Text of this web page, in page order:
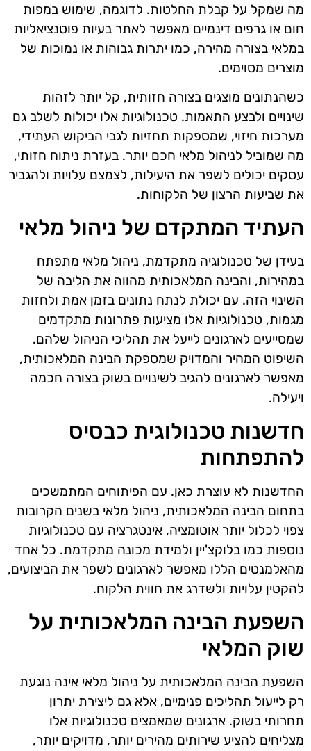
מה שמקל על קבלת החלטות. לדוגמה, שימוש במפות
חום או גרפים דינמיים מאפשר לאתר בעיות פוטנציאליות
במלאי בצורה מהירה, כמו יתרות גבוהות או נמוכות של
מוצרים מסוימים.
כשהנתונים מוצגים בצורה חזותית, קל יותר לזהות
שינויים ולבצע התאמות. טכנולוגיות אלו יכולות לשלב גם
מערכות חיזוי, שמספקות תחזיות לגבי הביקוש העתידי,
מה שמוביל לניהול מלאי חכם יותר. בעזרת ניתוח חזותי,
עסקים יכולים לשפר את היעילות, לצמצם עלויות ולהגביר
את שביעות הרצון של הלקוחות.
העתיד המתקדם של ניהול מלאי
בעידן של טכנולוגיה מתקדמת, ניהול מלאי מתפתח
במהירות, והבינה המלאכותית מהווה את הליבה של
השינוי הזה. עם יכולת לנתח נתונים בזמן אמת ולחזות
מגמות, טכנולוגיות אלו מציעות פתרונות מתקדמים
שמסייעים לארגונים לייעל את תהליכי הניהול שלהם.
השיפוט המהיר והמדויק שמספקת הבינה המלאכותית,
מאפשר לארגונים להגיב לשינויים בשוק בצורה חכמה
ויעילה.
חדשנות טכנולוגית כבסיס
להתפתחות
החדשנות לא עוצרת כאן. עם הפיתוחים המתמשכים
בתחום הבינה המלאכותית, ניהול מלאי בשנים הקרובות
צפוי לכלול יותר אוטומציה, אינטגרציה עם טכנולוגיות
נוספות כמו בלוקצ'יין ולמידת מכונה מתקדמת. כל אחד
מהאלמנטים הללו מאפשר לארגונים לשפר את הביצועים,
להקטין עלויות ולשדרג את חווית הלקוח.
השפעת הבינה המלאכותית על
שוק המלאי
השפעת הבינה המלאכותית על ניהול מלאי אינה נוגעת
רק לייעול תהליכים פנימיים, אלא גם ליצירת יתרון
תחרותי בשוק. ארגונים שמאמצים טכנולוגיות אלו
מצליחים להציע שירותים מהירים יותר, מדויקים יותר,